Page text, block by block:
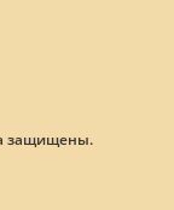
защищены.